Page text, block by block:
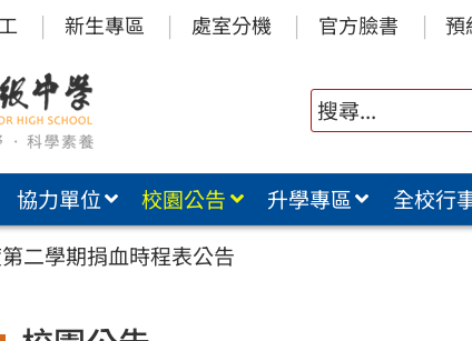
新生專區 處室分機 官方臉書 預
協力單位 校園公告 升學專區 全校行
二學期捐血時程表公告